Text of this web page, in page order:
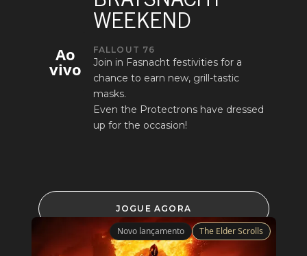
Ao
vivo
WEEKEND
FALLOUT 76
Join in Fasnacht festivities for a
chance to earn new, grill-tastic
masks.
Even the Protectrons have dressed
up for the occasion!
JOGUE AGORA
Novo lançamento The Elder Scrolls